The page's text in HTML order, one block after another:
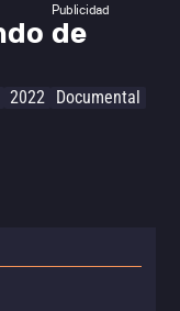
Publicidad
de
2022 Documental